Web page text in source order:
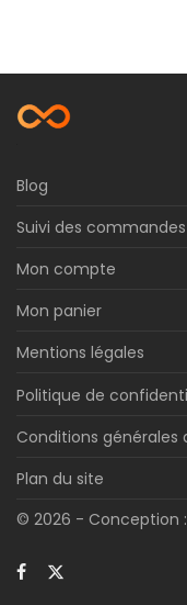
Blog
Suivi des commandes
Mon compte
Mon panier
Mentions légales
Politique de
Conditions générales
Plan du site
© 2026 - Conception :